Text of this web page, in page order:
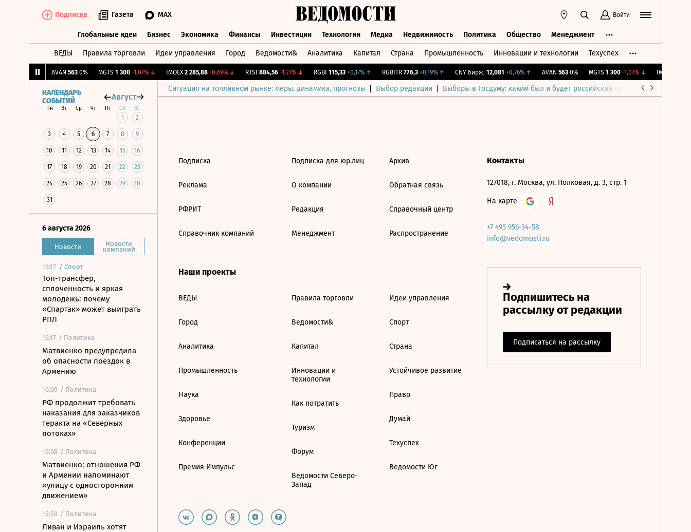
Подписка Газета MAX Войти
Глобальные идеи Бизнес Экономика Финансы Инвестиции Технологии Медиа Недвижимость Политика Общество Менеджмент
ВЕДЫ Правила торговли Идеи управления Город Ведомости& Аналитика Капитал Страна Промышленность Инновации и технологии Техуспех
AVAN 563 0% MGTS 1 300 -1,07%↓ IMOEX 2 285,88 -0,69%↓ RTSI 884,56 -1,27%↓ RGBI 115,33 +0,17%↑ RGBITR 776,3 +0,19%↑ CNY Бирж. 12,081 +0,76%↑ AVAN 563 0% MGTS 1 300 -1,07%↓ IMOEX
Ситуация на топливном рынке: меры, динамика, прогнозы Выбор редакции Выборы в Госдуму: каким был и будет российский парламент
КАЛЕНДАРЬ
СОБЫТИЙ
Август
Пн Вт Ср Чт Пт Сб Вс
1 2
3 4 5 6 7 8 9
10 11 12 13 14 15 16
17 18 19 20 21 22 23
24 25 26 27 28 29 30
31
6 августа 2026
Новости Новости
компаний
16:17 / Спорт
Топ-трансфер,
сплоченность и яркая
молодежь: почему
«Спартак» может выиграть
РПЛ
16:17 / Политика
Матвиенко предупредила
об опасности поездок в
Армению
16:09 / Политика
РФ продолжит требовать
наказания для заказчиков
теракта на «Северных
потоках»
16:08 / Политика
Матвиенко: отношения РФ
и Армении напоминают
«улицу с односторонним
движением»
15:59 / Политика
Ливан и Израиль хотят
Подписка
Реклама
РФРИТ
Справочник компаний
Подписка для юр.лиц
О компании
Редакция
Менеджмент
Архив
Обратная связь
Справочный центр
Распространение
Наши проекты
ВЕДЫ
Город
Аналитика
Промышленность
Наука
Здоровье
Конференции
Премия Импульс
Правила торговли
Ведомости&
Капитал
Инновации и
технологии
Как потратить
Туризм
Форум
Ведомости Северо-
Запад
Идеи управления
Спорт
Страна
Устойчивое развитие
Право
Думай
Техуспех
Ведомости Юг
Контакты
127018, г. Москва, ул. Полковая, д. 3, стр. 1
На карте
+7 495 956-34-58
info@vedomosti.ru